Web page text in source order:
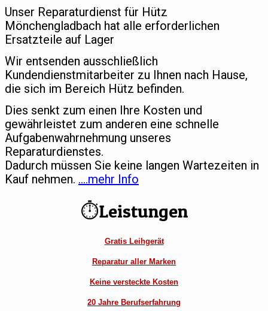
Unser Reparaturdienst für Hütz
Mönchengladbach hat alle erforderlichen
Ersatzteile auf Lager
Wir entsenden ausschließlich
Kundendienstmitarbeiter zu Ihnen nach Hause,
die sich im Bereich Hütz befinden.
Dies senkt zum einen Ihre Kosten und
gewährleistet zum anderen eine schnelle
Aufgabenwahrnehmung unseres
Reparaturdienstes.
Dadurch müssen Sie keine langen Wartezeiten in
Kauf nehmen. ….mehr Info
⏱Leistungen
Gratis Leihgerät
Reparatur aller Marken
Keine versteckte Kosten
20 Jahre Berufserfahrung